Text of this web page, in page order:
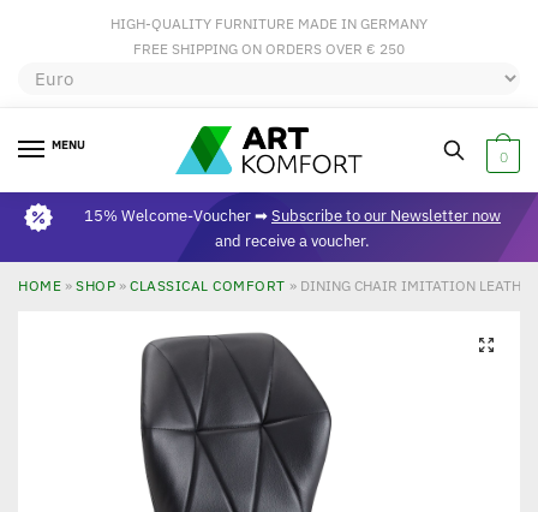
HIGH-QUALITY FURNITURE MADE IN GERMANY
FREE SHIPPING ON ORDERS OVER € 250
MENU
0
15% Welcome-Voucher ➡Subscribe to our Newsletter now
and receive a voucher.
HOME » SHOP » CLASSICAL COMFORT » DINING CHAIR IMITATION
🔍